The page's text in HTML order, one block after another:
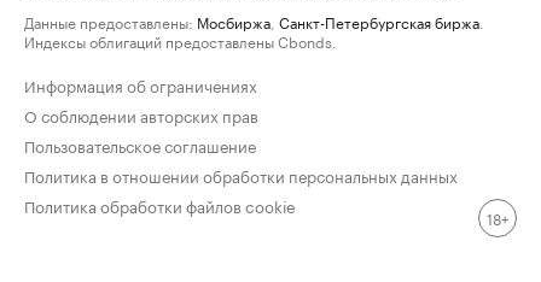
Данные предоставлены: Мосбиржа Санкт-Петербургская биржа
Индексы облигаций предоставлены Cbonds.
Информация об ограничениях
О соблюдении авторских прав
Пользовательское соглашение
Политика в отношении обработки персональных данных
Политика обработки файлов cookie
18+